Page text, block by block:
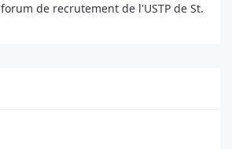
forum de recrutement de l'USTP de St.